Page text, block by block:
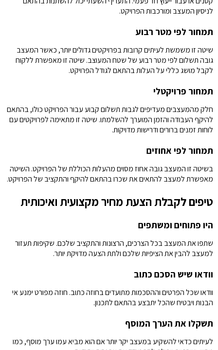
לניסיון המעצב ומורכבות הפרויקט.
תמחור לפי מטר רבוע
שיטה זו משמשת לעיתים קרובות בפרויקטים גדולים יותר, כאשר המעצב
גובה תשלום לפי מטר רבוע של שטח המעוצב. שיטה זו מאפשרת ללקוח
לקבל מושג כללי על העלות בהתאם לגודל הפרויקט.
תמחור פרויקטלי
חלק מהמעצבים מעדיפים לגבות תשלום קבוע עבור הפרויקט כולו, בהתאם
להיקף העבודה והזמן המוערך להשלמתו. שיטה זו מתאימה לפרויקטים עם
לוחות זמנים ברורים ודרישות מדויקות.
תמחור לפי אחוזים
בשיטה זו המעצב גובה אחוז מסוים מהעלות הכוללת של הפרויקט. השיטה
מאפשרת למעצב להתאים את שכרו בהתאם להיקף והתקציב של הפרויקט.
טיפים לקבלת הצעת מחיר מקצועית ואיכותית
היו פתוחים ומשתפים
שתפו את המעצב בכל הצרכים, הרצונות והתקציב שלכם. שקיפות תעזור
למעצב להבין את הציפיות שלכם ולתת הצעה מדויקת יותר.
וודאו שיש הסכם כתוב
וודאו שכל הפרטים וההסכמות מתועדים בחוזה כתוב. חוזה מפורט ימנע אי
הבנות ויבטיח שהכל יתבצע בהתאם לתכנון.
תשקלו את הערך המוסף
לעיתים כדאי להשקיע במעצב יקר יותר אם הוא מביא עמו ערך מוסף, כמו